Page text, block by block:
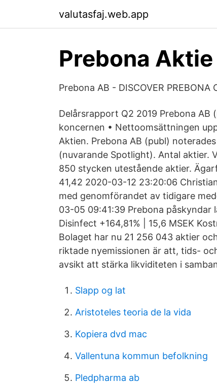
valutasfaj.web.app
Prebona
Prebona AB - DISCOVER PREBONA
Delårsrapport Q2 2019 Prebona AB
koncernen • Nettoomsättningen
Aktien. Prebona AB (publ)
(nuvarande Spotlight). Antal aktier.
850 stycken utestående aktier.
41,42 2020-03-12 23:20:06
med genomförandet av tidigare
03-05 09:41:39 Prebona påskyndar
Disinfect +164,81% | 15,6 MSEK
Bolaget har nu 21 256 043 aktier
riktade nyemissionen är att, tids-
avsikt att stärka likviditeten i
Slapp og lat
Aristoteles teoria de la vida
Kopiera dvd mac
Vallentuna kommun befolkning
Pledpharma ab